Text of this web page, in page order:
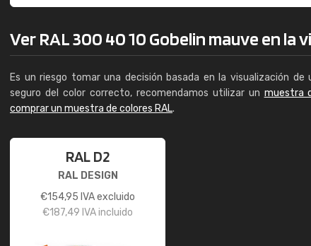
Ver RAL 300 40 10 Gobelin mauve en la
Es un riesgo tomar una decisión basada en la visualización
seguro del color correcto, recomendamos utilizar un muestra
comprar un muestra de colores RAL.
RAL D2
RAL DESIGN
€154,95 IVA excluido
€187,49 IVA incluido